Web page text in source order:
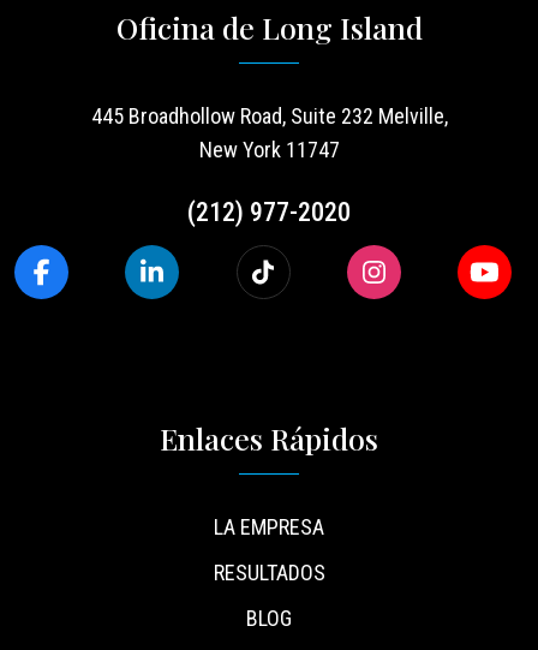
Oficina de Long Island
445 Broadhollow Road, Suite 232 Melville,
New York 11747
(212) 977-2020
Enlaces Rápidos
LA EMPRESA
RESULTADOS
BLOG